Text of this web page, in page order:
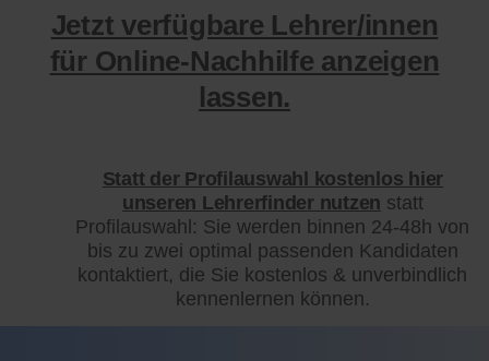
Jetzt verfügbare Lehrer/innen
für Online-Nachhilfe anzeigen
lassen.
Statt der Profilauswahl kostenlos hier
unseren Lehrerfinder nutzen statt
Profilauswahl: Sie werden binnen 24-48h von
bis zu zwei optimal passenden Kandidaten
kontaktiert, die Sie kostenlos & unverbindlich
kennenlernen können.